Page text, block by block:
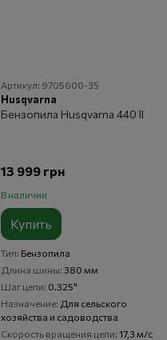
Артикул: 9705600-35
Husqvarna
Бензопила Husqvarna 440 II
13 999 грн
В наличии
Купить
Тип Бензопила
Длина шины 380 мм
Шаг цепи 0.325"
Назначение Для сельского
хозяйства и садоводства
Скорость вращения цепи 17,3 м/с